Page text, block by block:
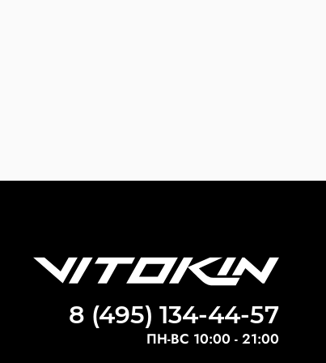
8 (495) 134-44-57
ПН-ВС 10:00 - 21:00